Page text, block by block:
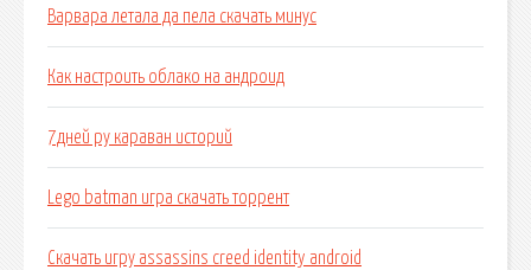
Варвара летала да пела скачать минус
Как настроить облако на андроид
7дней ру караван историй
Lego batman игра скачать торрент
Скачать игру assassins creed identity android